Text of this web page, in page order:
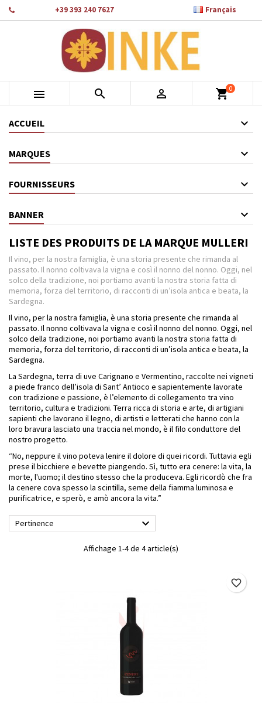
+39 393 240 7627 Français
   shopping_cart0
ACCUEIL
MARQUES
FOURNISSEURS
BANNER
LISTE DES PRODUITS DE LA MARQUE MULLERI
Il vino, per la nostra famiglia, è una storia presente che rimanda al
passato. Il nonno coltivava la vigna e così il nonno del nonno. Oggi, nel
solco della tradizione, noi portiamo avanti la nostra storia fatta di
memoria, forza del territorio, di racconti di un’isola antica e beata, la
Sardegna.
Il vino, per la nostra famiglia, è una storia presente che rimanda al
passato. Il nonno coltivava la vigna e così il nonno del nonno. Oggi, nel
solco della tradizione, noi portiamo avanti la nostra storia fatta di
memoria, forza del territorio, di racconti di un’isola antica e beata, la
Sardegna.
La Sardegna, terra di uve Carignano e Vermentino, raccolte nei vigneti
a piede franco dell’isola di Sant’ Antioco e sapientemente lavorate
con tradizione e passione, è l’elemento di collegamento tra vino
territorio, cultura e tradizioni. Terra ricca di storia e arte, di artigiani
sapienti che lavorano il legno, di artisti e letterati che hanno con la
loro bravura lasciato una traccia nel mondo, è il filo conduttore del
nostro progetto.
“No, neppure il vino poteva lenire il dolore di quei ricordi. Tuttavia egli
prese il bicchiere e bevette piangendo. Sì, tutto era cenere: la vita, la
morte, l'uomo; il destino stesso che la produceva. Egli ricordò che fra
la cenere cova spesso la scintilla, seme della fiamma luminosa e
purificatrice, e sperò, e amò ancora la vita.”
Pertinence 
Affichage 1-4 de 4 article(s)
favorite_border
Ajouter à ma liste d'envies ×
Crea nuova lista
((modalTitle)) ×
((confirmMessage))
((cancelText)) ((modalDeleteText))
Créer une liste d'envies ×
Nom de la liste d'envies
Connexion ×
Vous devez être connecté pour ajouter des produits à votre
liste d'envies.
Annuler Connexion